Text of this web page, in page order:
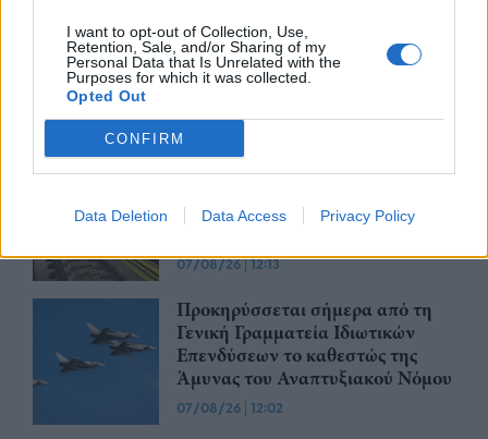
I want to opt-out of Collection, Use,
Retention, Sale, and/or Sharing of my
Personal Data that Is Unrelated with the
Purposes for which it was collected.
Opted Out
CONFIRM
Data Deletion Data Access Privacy Policy
Ξεκινούν τα δοκιμαστικά
δρομολόγια της επέκτασης του
Μετρό Θεσσαλονίκης προς την
Καλαμαριά
07/08/26|13:10
Μετρό Αθήνας: Στο τελικό στάδιο
στις Γραμμές 2 και 3 - Το έργο
07/08/26|12:13
Προκηρύσσεται σήμερα από τη
Γενική Γραμματεία Ιδιωτικών
Επενδύσεων το καθεστώς της
Άμυνας του Αναπτυξιακού Νόμου
07/08/26 | 12:02